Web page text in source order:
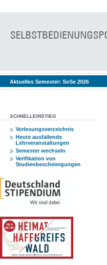
Aktuelles Semester: SoSe 2026
SCHNELLEINSTIEG
Vorlesungsverzeichnis
Heute ausfallende
Lehrveranstaltungen
Semester wechseln
Verifikation von
Studienbescheinigungen